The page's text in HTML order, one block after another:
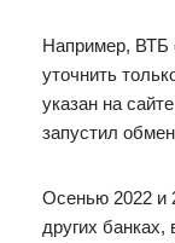
Например, ВТБ
уточнить
указан на
запустил
Осенью 2022 и
других банках,